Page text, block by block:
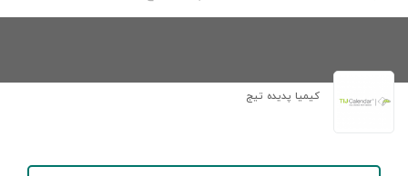
کیمیا پدیده تیج